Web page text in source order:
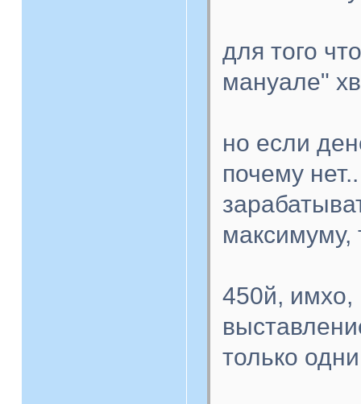
для того
мануале"
но если
почему
максимуму,
450й, имхо,
только